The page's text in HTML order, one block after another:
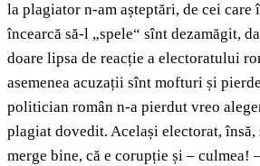
la plagiator n-am așteptări, de cei care
încearcă să-l „spele“ sînt dezamăgit,
doare lipsa de reacție a electoratului
asemenea acuzații sînt mofturi și
politician român n-a pierdut vreo
plagiat dovedit. Același electorat, însă,
merge bine, că e corupție și – culmea!